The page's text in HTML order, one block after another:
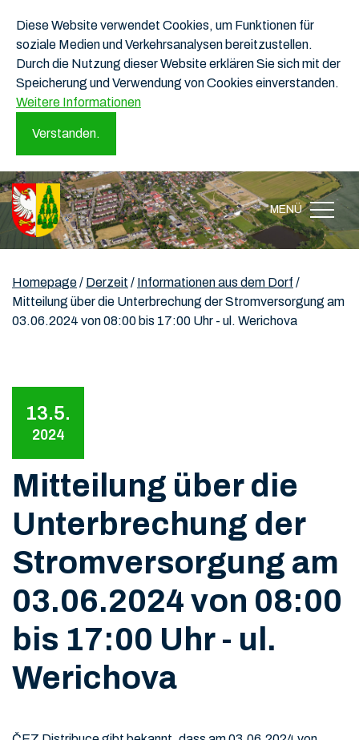
Diese Website verwendet Cookies, um Funktionen für
soziale Medien und Verkehrsanalysen bereitzustellen.
Durch die Nutzung dieser Website erklären Sie sich mit der
Speicherung und Verwendung von Cookies einverstanden.
Weitere Informationen
Verstanden.
MENÜ
Homepage/ Derzeit / Informationen aus dem Dorf /
Mitteilung über die Unterbrechung der Stromversorgung am
03.06.2024 von 08:00 bis 17:00 Uhr - ul. Werichova
13.5.
2024
Mitteilung über die
Unterbrechung der
Stromversorgung am
03.06.2024 von 08:00
bis 17:00 Uhr - ul.
Werichova